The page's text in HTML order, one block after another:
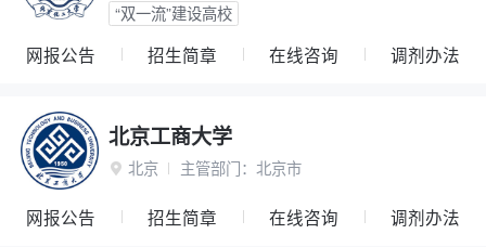
“双一流”建设高校
网报公告 招生简章 在线咨询 调剂办法
北京工商大学
 北京 主管部门： 北京市
网报公告 招生简章 在线咨询 调剂办法